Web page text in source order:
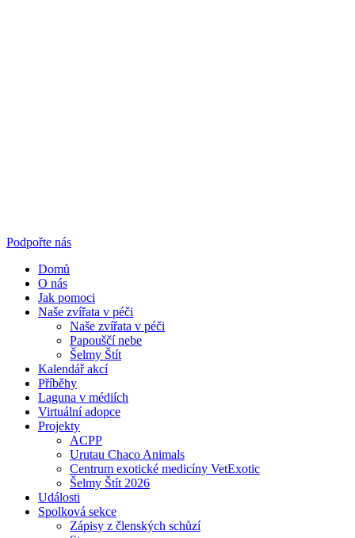
Podpořte nás
Domů
O nás
Jak pomoci
Naše zvířata v péči
Naše zvířata v péči
Papouščí nebe
Šelmy Štít
Kalendář akcí
Příběhy
Laguna v médiích
Virtuální adopce
Projekty
ACPP
Urutau Chaco Animals
Centrum exotické medicíny VetExotic
Šelmy Štít 2026
Události
Spolková sekce
Zápisy z členských schůzí